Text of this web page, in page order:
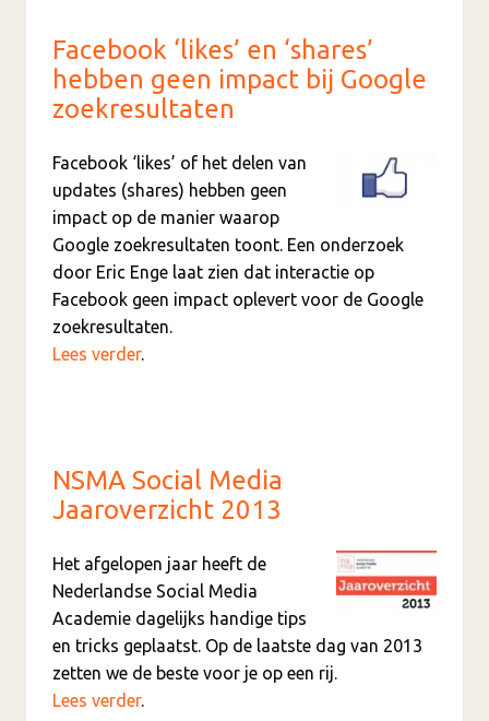
Facebook ‘likes’ en ‘shares’
hebben geen impact bij Google
zoekresultaten
Facebook ‘likes’ of het delen van
updates (shares) hebben geen
impact op de manier waarop
Google zoekresultaten toont. Een onderzoek
door Eric Enge laat zien dat interactie op
Facebook geen impact oplevert voor de Google
zoekresultaten.
Lees verder.
NSMA Social Media
Jaaroverzicht 2013
Het afgelopen jaar heeft de
Nederlandse Social Media
Academie dagelijks handige tips
en tricks geplaatst. Op de laatste dag van 2013
zetten we de beste voor je op een rij.
Lees verder.